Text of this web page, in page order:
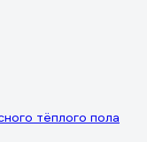
тёплого пола